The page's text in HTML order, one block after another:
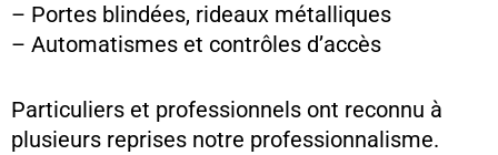
– Portes blindées, rideaux métalliques
– Automatismes et contrôles d’accès
Particuliers et professionnels ont reconnu à
plusieurs reprises notre professionnalisme.